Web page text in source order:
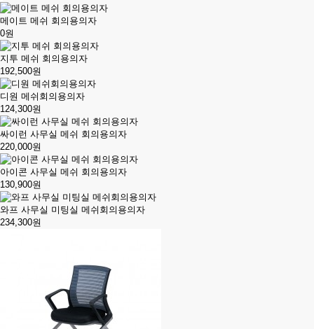
메이트 메쉬 회의용의자
0원
지투 메쉬 회의용의자
192,500원
디원 메쉬회의용의자
124,300원
싸이런 사무실 메쉬 회의용의자
220,000원
아이콘 사무실 메쉬 회의용의자
130,900원
와프 사무실 미팅실 메쉬회의용의자
234,300원